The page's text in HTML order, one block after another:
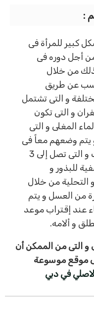
:
كبير للمرأة فى
أجل دوره فى
من خلال
عن طريق
و التى تشتمل
و التى تكون
المغلى و التى
يتم وضعهم معاً فى
إناء واحد لمدة من الوقت و التى تصل إلى 3
للبذور و
التحلية من خلال
من العسل و يتم
عند إقتراب موعد
و ألامه.
و التى من الممكن أن
موقع موسوعة
في دبي